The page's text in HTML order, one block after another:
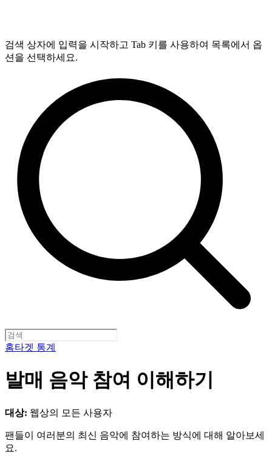
검색 상자에 입력을 시작하고 Tab 키를 사용하여 목록에서 옵
션을 선택하세요.
홈타겟 통계
발매 음악 참여 이해하기
대상: 웹상의 모든 사용자
팬들이 여러분의 최신 음악에 참여하는 방식에 대해 알아보세
요.